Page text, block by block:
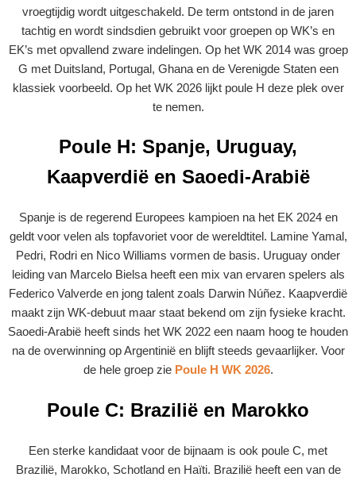
vroegtijdig wordt uitgeschakeld. De term ontstond in de jaren
tachtig en wordt sindsdien gebruikt voor groepen op WK’s en
EK’s met opvallend zware indelingen. Op het WK 2014 was groep
G met Duitsland, Portugal, Ghana en de Verenigde Staten een
klassiek voorbeeld. Op het WK 2026 lijkt poule H deze plek over
te nemen.
Poule H: Spanje, Uruguay,
Kaapverdië en Saoedi-Arabië
Spanje is de regerend Europees kampioen na het EK 2024 en
geldt voor velen als topfavoriet voor de wereldtitel. Lamine Yamal,
Pedri, Rodri en Nico Williams vormen de basis. Uruguay onder
leiding van Marcelo Bielsa heeft een mix van ervaren spelers als
Federico Valverde en jong talent zoals Darwin Núñez. Kaapverdië
maakt zijn WK-debuut maar staat bekend om zijn fysieke kracht.
Saoedi-Arabië heeft sinds het WK 2022 een naam hoog te houden
na de overwinning op Argentinië en blijft steeds gevaarlijker. Voor
de hele groep zie Poule H WK 2026.
Poule C: Brazilië en Marokko
Een sterke kandidaat voor de bijnaam is ook poule C, met
Brazilië, Marokko, Schotland en Haïti. Brazilië heeft een van de